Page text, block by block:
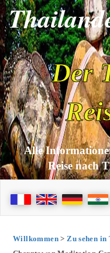
Der
Alle
Reise nach
Willkommen>Zu sehen